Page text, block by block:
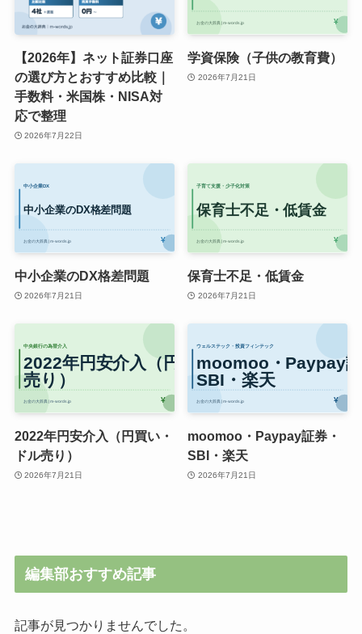
【2026年】ネット証券口座
の選び方とおすすめ比較｜
手数料・米国株・NISA対
応で整理
2026年7月22日
学資保険（子供の教育費）
2026年7月21日
中小企業のDX格差問題
2026年7月21日
保育士不足・低賃金
2026年7月21日
2022年円安介入（円買い・
ドル売り）
2026年7月21日
moomoo・Paypay証券・
SBI・楽天
2026年7月21日
編集部おすすめ記事
記事が見つかりませんでした。